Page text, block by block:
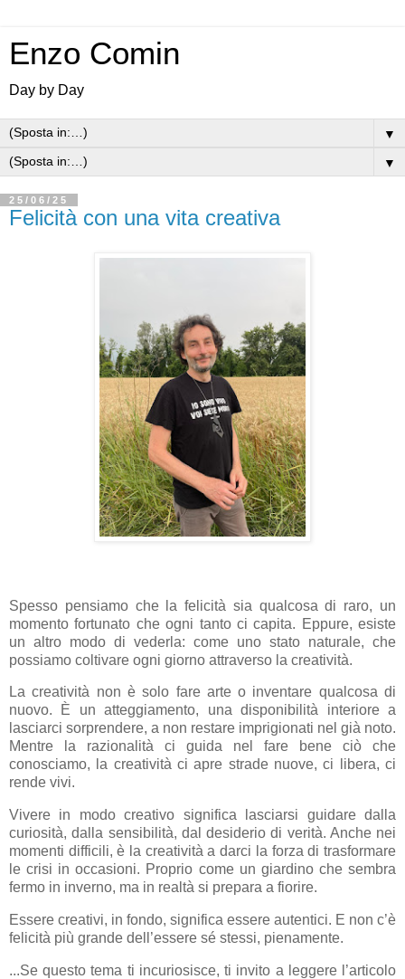
Enzo Comin
Day by Day
▼
▼
25/06/25
Felicità con una vita creativa
Spesso pensiamo che la felicità sia qualcosa di raro, un
momento fortunato che ogni tanto ci capita. Eppure, esiste
un altro modo di vederla: come uno stato naturale, che
possiamo coltivare ogni giorno attraverso la creatività.
La creatività non è solo fare arte o inventare qualcosa di
nuovo. È un atteggiamento, una disponibilità interiore a
lasciarci sorprendere, a non restare imprigionati nel già noto.
Mentre la razionalità ci guida nel fare bene ciò che
conosciamo, la creatività ci apre strade nuove, ci libera, ci
rende vivi.
Vivere in modo creativo significa lasciarsi guidare dalla
curiosità, dalla sensibilità, dal desiderio di verità. Anche nei
momenti difficili, è la creatività a darci la forza di trasformare
le crisi in occasioni. Proprio come un giardino che sembra
fermo in inverno, ma in realtà si prepara a fiorire.
Essere creativi, in fondo, significa essere autentici. E non c’è
felicità più grande dell’essere sé stessi, pienamente.
...Se questo tema ti incuriosisce, ti invito a leggere l’articolo